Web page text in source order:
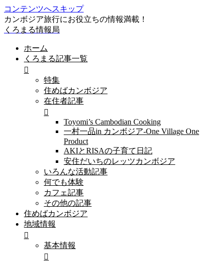
コンテンツへスキップ
カンボジア旅行にお役立ちの情報満載！
くろまる情報局
ホーム
くろまる記事一覧
特集
住めばカンボジア
在住者記事
Toyomi’s Cambodian Cooking
一村一品in カンボジア-One Village One
Product
AKIとRISAの子育て日記
安住だいちのレッツカンボジア
いろんな活動記事
何でも体験
カフェ記事
その他の記事
住めばカンボジア
地域情報
基本情報